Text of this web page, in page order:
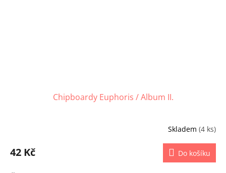
Chipboardy Euphoris / Album II.
Skladem (4 ks)
42 Kč Do košíku